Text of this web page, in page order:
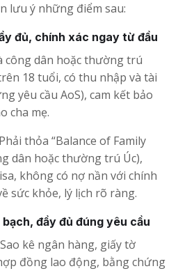
lưu ý những điểm sau:
đủ, chính xác ngay từ đầu
công dân hoặc thường trú
18 tuổi, có thu nhập và tài
yêu cầu AoS), cam kết bảo
cha mẹ.
Phải thỏa “Balance of Family
dân hoặc thường trú Úc),
không có nợ nần với chính
sức khỏe, lý lịch rõ ràng.
đầy đủ đúng yêu cầu
Sao kê ngân hàng, giấy tờ
đồng lao động, bằng chứng